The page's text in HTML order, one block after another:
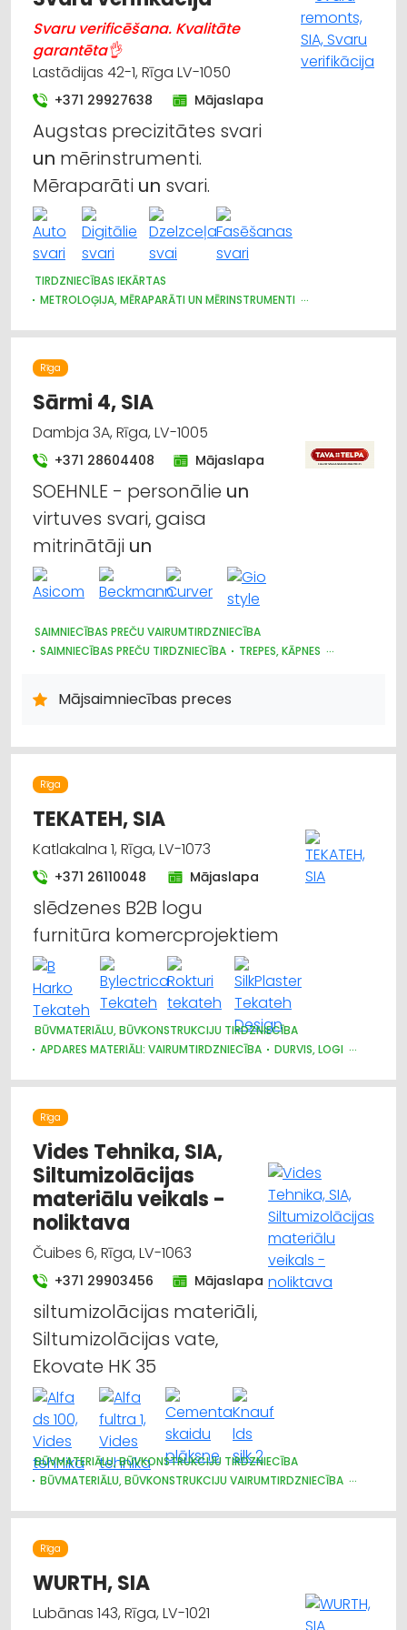
Svaru verificēšana. Kvalitāte
garantēta👌
Lastādijas 42-1, Rīga LV-1050
+371 29927638 Mājaslapa
Augstas precizitātes svari
un mērinstrumenti.
Mēraparāti un svari.
TIRDZNIECĪBAS IEKĀRTAS
METROLOĢIJA, MĒRAPARĀTI UN MĒRINSTRUMENTI
INTERNETVEIKALI, E-KOMERCIJA
IEKRAUŠANAS UN IZKRAUŠANAS TEHNIKA
LABORATORIJAS IEKĀRTAS UN PIEDERUMI
LAUKSAIMNIECĪBAS PAKALPOJUMI
LAUKSAIMNIECĪBAS TEHNIKAS UN TRAKTORTEHNIKAS
TIRDZNIECĪBA
LAUKSAIMNIECĪBAS TEHNIKAS UN TRAKTORTEHNIKAS REZERVES
DAĻAS
LABOŠANA, REMONTS
KOKAPSTRĀDE
SADZĪVES TEHNIKAS TIRDZNIECĪBA
SADZĪVES TEHNIKAS VAIRUMTIRDZNIECĪBA
MEDICĪNAS TEHNIKA, INSTRUMENTI, PRECES UN PIEDERUMI
Rīga
Sārmi 4, SIA
Dambja 3A, Rīga, LV-1005
+371 28604408 Mājaslapa
SOEHNLE - personālie un
virtuves svari, gaisa
mitrinātāji un
SAIMNIECĪBAS PREČU VAIRUMTIRDZNIECĪBA
SAIMNIECĪBAS PREČU TIRDZNIECĪBA
TREPES, KĀPNES
UZKOPŠANAS LĪDZEKĻI UN TEHNIKA, PROFESIONĀLĀ
HIGIĒNAS PRECES
INTERNETVEIKALI, E-KOMERCIJA
Mājsaimniecības preces
Rīga
TEKATEH, SIA
Katlakalna 1, Rīga, LV-1073
+371 26110048 Mājaslapa
slēdzenes B2B logu
furnitūra komercprojektiem
BŪVMATERIĀLU, BŪVKONSTRUKCIJU TIRDZNIECĪBA
APDARES MATERIĀLI: VAIRUMTIRDZNIECĪBA
DURVIS, LOGI
INSTRUMENTU UN DARBARĪKU TIRDZNIECĪBA
Rīga
Vides Tehnika, SIA,
Siltumizolācijas
materiālu veikals -
noliktava
Čuibes 6, Rīga, LV-1063
+371 29903456 Mājaslapa
siltumizolācijas materiāli,
Siltumizolācijas vate,
Ekovate HK 35
BŪVMATERIĀLU, BŪVKONSTRUKCIJU TIRDZNIECĪBA
BŪVMATERIĀLU, BŪVKONSTRUKCIJU VAIRUMTIRDZNIECĪBA
APDARES MATERIĀLI: VAIRUMTIRDZNIECĪBA
SILTUMIZOLĀCIJAS DARBI
IEKRAUŠANAS UN IZKRAUŠANAS TEHNIKA
METĀLA TIRDZNIECĪBA
Rīga
WURTH, SIA
Lubānas 143, Rīga, LV-1021